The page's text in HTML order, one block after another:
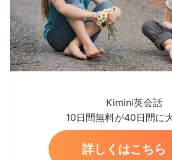
Kimini英会話
10日間無料が40日間に
詳しくはこちら